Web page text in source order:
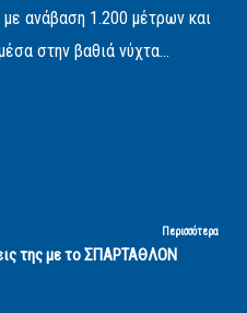
με ανάβαση 1.200 μέτρων και
στην βαθιά νύχτα...
Περισσότερα
της με το ΣΠΑΡΤΑΘΛΟΝ